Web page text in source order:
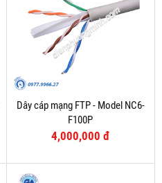
Dây cáp mạng FTP - Model NC6-
F100P
4,000,000 đ